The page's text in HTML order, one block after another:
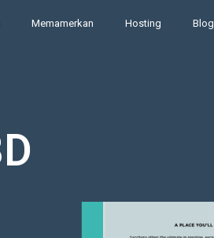
Memamerkan Hosting Blog